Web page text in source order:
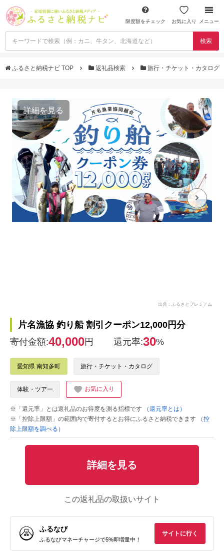
限度額をチェック お気に入り メニュー
検索
ふるさと納税ナビ TOP 返礼品検索 旅行・チケット・カタログ
詳細を見る
出典：ふるさとプレミアム
片名漁協 釣り船 割引クーポン12,000円分
寄付金額:40,000円 還元率:30%
愛知県 南知多町 旅行・チケット・カタログ
体験・ツアー お気に入り
※「還元率」とは返礼品のお得度を測る指標です
（還元率とは）
※「控除上限額」の範囲内で寄付するとお得にふるさと納税できます
（控
除上限額を調べる）
詳細を見る
この返礼品の取扱いサイト
ふるなび
ふるなびマネーチャージで5%即増量中！
サイトに行く